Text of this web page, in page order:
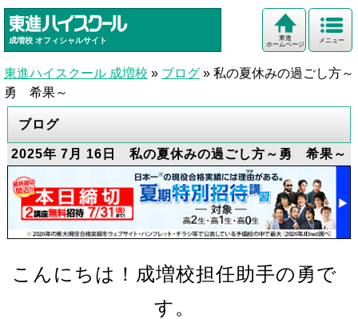
成増校 オフィシャルサイト メニュー
東進
ホームページ
東進ハイスクール 成増校 » ブログ » 私の夏休みの過ごし方～
勇 希果～
ブログ
2025年 7月 16日 私の夏休みの過ごし方～勇 希果～
こんにちは！成増校担任助手の勇で
す。